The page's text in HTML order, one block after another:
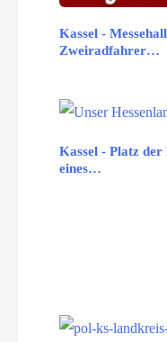
Kassel -
Zweiradfahrer…
Kassel - Platz
eines…